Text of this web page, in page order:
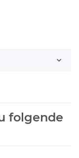
folgende